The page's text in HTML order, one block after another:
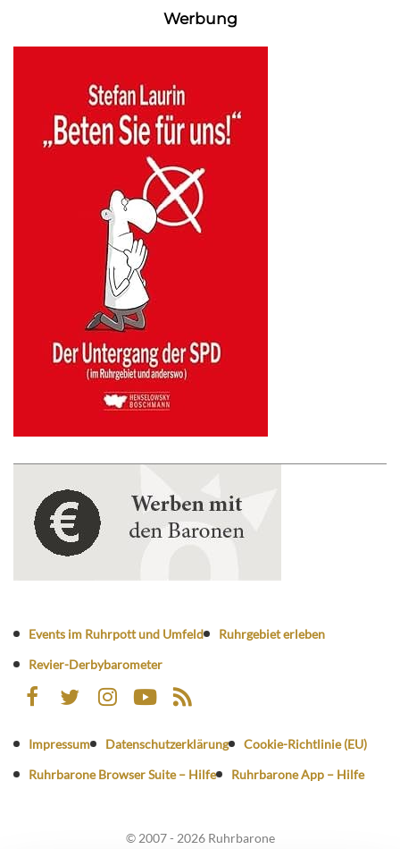
Werbung
Events im Ruhrpott und Umfeld
Ruhrgebiet erleben
Revier-Derbybarometer
Impressum Datenschutzerklärung
Cookie-Richtlinie (EU)
Ruhrbarone Browser Suite – Hilfe
Ruhrbarone App – Hilfe
© 2007 - 2026 Ruhrbarone